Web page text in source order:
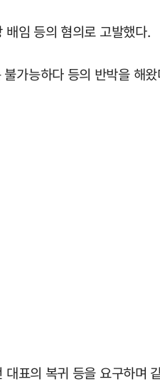
임 등의 혐의로 고발했다.
가능하다 등의 반박을 해
표의 복귀 등을 요구하며